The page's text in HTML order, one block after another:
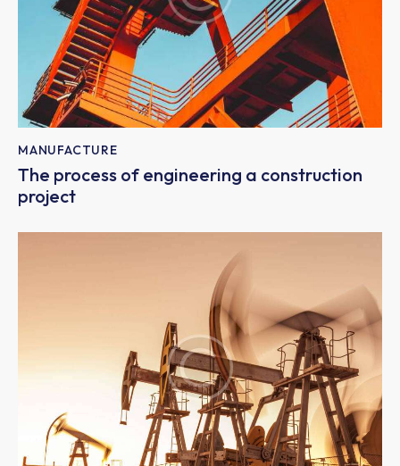
MANUFACTURE
The process of engineering a construction
project